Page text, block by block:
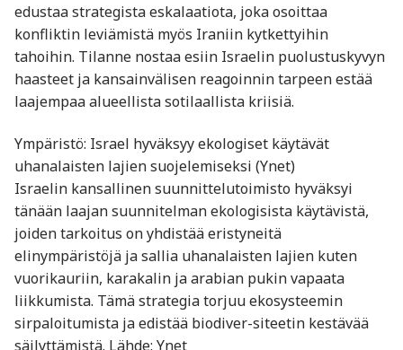
edustaa strategista eskalaatiota, joka osoittaa
konfliktin leviämistä myös Iraniin kytkettyihin
tahoihin. Tilanne nostaa esiin Israelin puolustuskyvyn
haasteet ja kansainvälisen reagoinnin tarpeen estää
laajempaa alueellista sotilaallista kriisiä.
Ympäristö: Israel hyväksyy ekologiset käytävät
uhanalaisten lajien suojelemiseksi (Ynet)
Israelin kansallinen suunnittelutoimisto hyväksyi
tänään laajan suunnitelman ekologisista käytävistä,
joiden tarkoitus on yhdistää eristyneitä
elinympäristöjä ja sallia uhanalaisten lajien kuten
vuorikauriin, karakalin ja arabian pukin vapaata
liikkumista. Tämä strategia torjuu ekosysteemin
sirpaloitumista ja edistää biodiver-siteetin kestävää
säilyttämistä. Lähde: Ynet